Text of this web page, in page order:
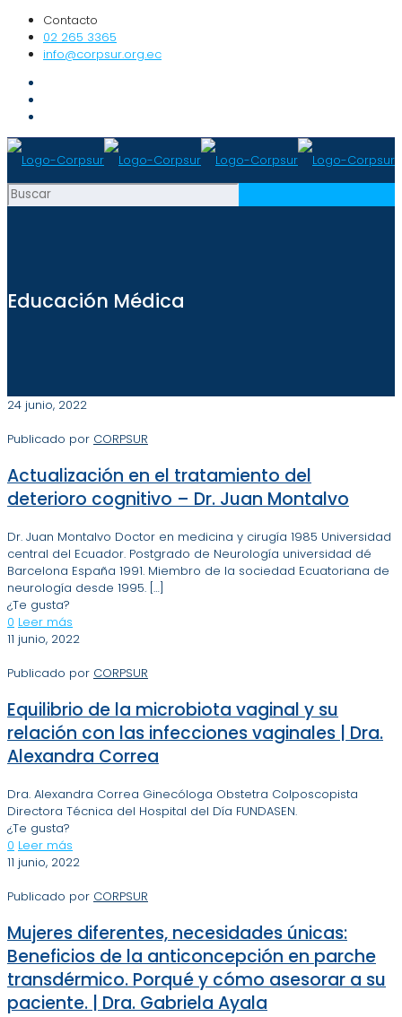
Contacto
02 265 3365
info@corpsur.org.ec
Educación Médica
24 junio, 2022
Publicado por CORPSUR
Actualización en el tratamiento del
deterioro cognitivo – Dr. Juan Montalvo
Dr. Juan Montalvo Doctor en medicina y cirugía 1985 Universidad
central del Ecuador. Postgrado de Neurología universidad dé
Barcelona España 1991. Miembro de la sociedad Ecuatoriana de
neurología desde 1995. […]
¿Te gusta?
0 Leer más
11 junio, 2022
Publicado por CORPSUR
Equilibrio de la microbiota vaginal y su
relación con las infecciones vaginales | Dra.
Alexandra Correa
Dra. Alexandra Correa Ginecóloga Obstetra Colposcopista
Directora Técnica del Hospital del Día FUNDASEN.
¿Te gusta?
0 Leer más
11 junio, 2022
Publicado por CORPSUR
Mujeres diferentes, necesidades únicas:
Beneficios de la anticoncepción en parche
transdérmico. Porqué y cómo asesorar a su
paciente. | Dra. Gabriela Ayala